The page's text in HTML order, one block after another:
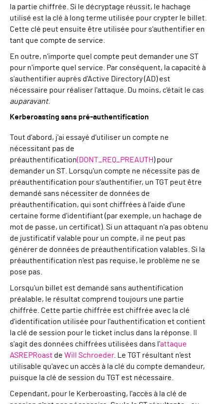
la partie chiffrée. Si le décryptage réussit, le hachage
utilisé est la clé à long terme utilisée pour crypter le billet.
Cette clé peut ensuite être utilisée pour s'authentifier en
tant que compte de service.
En outre, n'importe quel compte peut demander une ST
pour n'importe quel service. Par conséquent, la capacité à
s'authentifier auprès d'Active Directory (AD) est
nécessaire pour réaliser l'attaque. Du moins, c'était le cas
auparavant.
Kerberoasting sans pré-authentification
Tout d'abord, j'ai essayé d'utiliser un compte ne
nécessitant pas de
préauthentification(DONT_REQ_PREAUTH) pour
demander un ST. Lorsqu'un compte ne nécessite pas de
préauthentification pour s'authentifier, un TGT peut être
demandé sans nécessiter de données de
préauthentification, qui sont chiffrées à l'aide d'une
certaine forme d'identifiant (par exemple, un hachage de
mot de passe, un certificat). Si un attaquant n'a pas obtenu
de justificatif valable pour un compte, il ne peut pas
générer de données de préauthentification valables. Si la
préauthentification n'est pas requise, le problème ne se
pose pas.
Lorsqu'un billet est demandé sans authentification
préalable, le résultat comprend toujours une partie
chiffrée. Cette partie chiffrée est chiffrée avec la clé
d'identification utilisée pour l'authentification et contient
la clé de session pour le ticket inclus dans la réponse. Il
s'agit des données chiffrées utilisées dans l'attaque
ASREPRoast de Will Schroeder. Le TGT résultant n'est
utilisable qu'avec un accès à la clé du compte demandeur,
puisque la clé de session du TGT est nécessaire.
Cependant, pour le Kerberoasting, l'accès à la clé de